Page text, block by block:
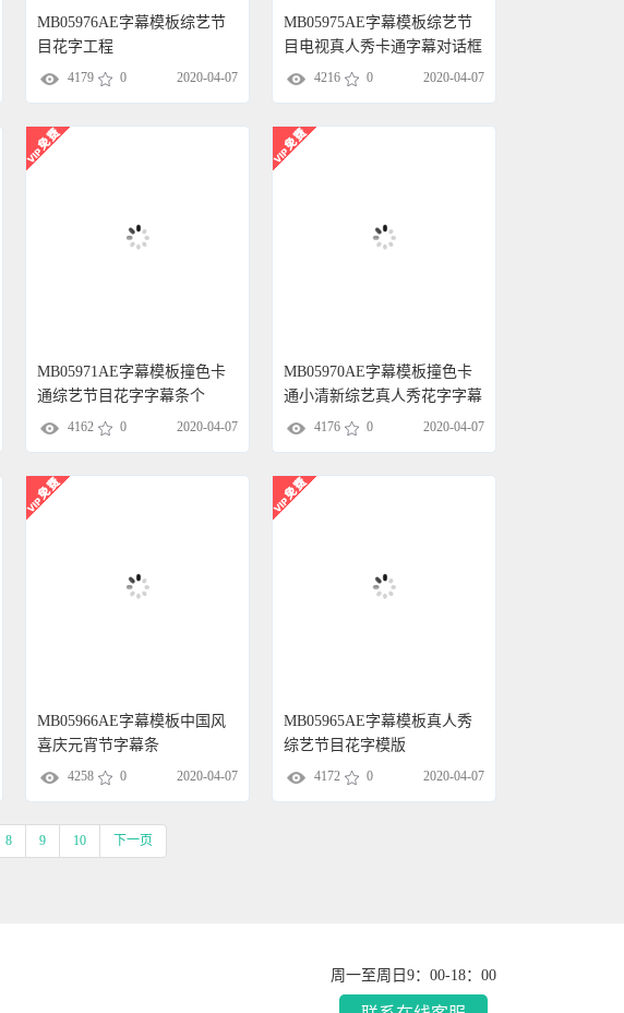
MB05976AE字幕模板综艺节
目花字工程
4179 0 2020-04-07
MB05975AE字幕模板综艺节
目电视真人秀卡通字幕对话框
模版 4216 0 2020-04-07
MB05971AE字幕模板撞色卡
通综艺节目花字字幕条个
4162 0 2020-04-07
MB05970AE字幕模板撞色卡
通小清新综艺真人秀花字字幕
4176 0 2020-04-07
MB05966AE字幕模板中国风
喜庆元宵节字幕条
4258 0 2020-04-07
MB05965AE字幕模板真人秀
综艺节目花字模版
4172 0 2020-04-07
8 9 10 下一页
周一至周日9：00-18：00